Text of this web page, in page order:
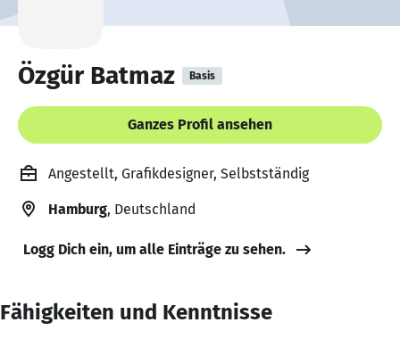
Özgür Batmaz Basis
Ganzes Profil ansehen
Angestellt, Grafikdesigner, Selbstständig
Hamburg, Deutschland
Logg Dich ein, um alle Einträge zu sehen.
Fähigkeiten und Kenntnisse